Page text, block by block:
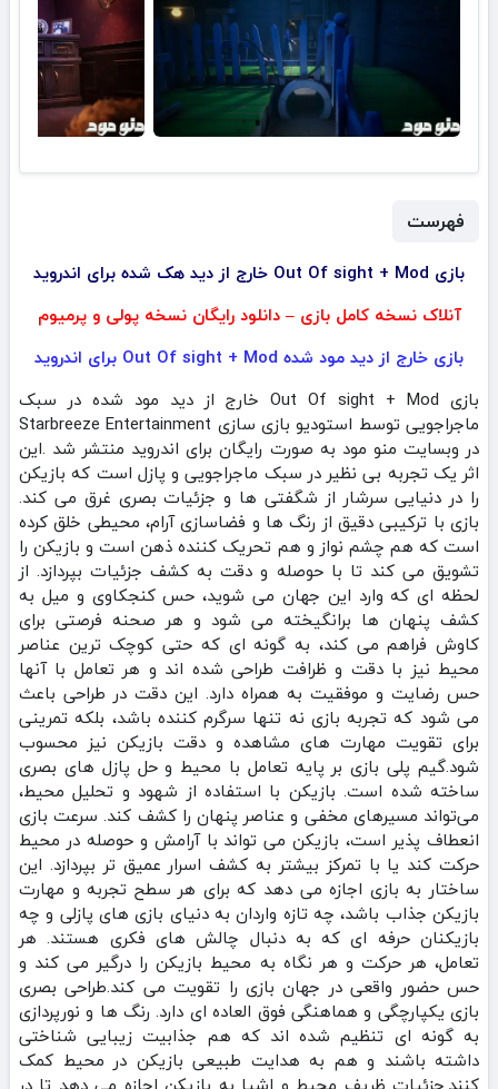
فهرست
بازی Out Of sight + Mod خارج از دید هک شده برای اندروید
آنلاک نسخه کامل بازی – دانلود رایگان نسخه پولی و پرمیوم
بازی خارج از دید مود شده Out Of sight + Mod برای اندروید
بازی Out Of sight + Mod خارج از دید مود شده در سبک
ماجراجویی توسط استودیو بازی سازی Starbreeze Entertainment
در وبسایت منو مود به صورت رایگان برای اندروید منتشر شد .این
اثر یک تجربه بی‌ نظیر در سبک ماجراجویی و پازل است که بازیکن
را در دنیایی سرشار از شگفتی‌ ها و جزئیات بصری غرق می‌ کند.
بازی با ترکیبی دقیق از رنگ‌ ها و فضاسازی آرام، محیطی خلق کرده
است که هم چشم‌ نواز و هم تحریک‌ کننده ذهن است و بازیکن را
تشویق می‌ کند تا با حوصله و دقت به کشف جزئیات بپردازد. از
لحظه‌ ای که وارد این جهان می‌ شوید، حس کنجکاوی و میل به
کشف پنهان‌ ها برانگیخته می‌ شود و هر صحنه فرصتی برای
کاوش فراهم می‌ کند، به گونه‌ ای که حتی کوچک‌ ترین عناصر
محیط نیز با دقت و ظرافت طراحی شده‌ اند و هر تعامل با آنها
حس رضایت و موفقیت به همراه دارد. این دقت در طراحی باعث
می‌ شود که تجربه بازی نه تنها سرگرم‌ کننده باشد، بلکه تمرینی
برای تقویت مهارت‌ های مشاهده و دقت بازیکن نیز محسوب
شود.گیم‌ پلی بازی بر پایه تعامل با محیط و حل پازل‌ های بصری
ساخته شده است. بازیکن با استفاده از شهود و تحلیل محیط،
می‌تواند مسیرهای مخفی و عناصر پنهان را کشف کند. سرعت بازی
انعطاف‌ پذیر است، بازیکن می‌ تواند با آرامش و حوصله در محیط
حرکت کند یا با تمرکز بیشتر به کشف اسرار عمیق‌ تر بپردازد. این
ساختار به بازی اجازه می‌ دهد که برای هر سطح تجربه و مهارت
بازیکن جذاب باشد، چه تازه‌ واردان به دنیای بازی‌ های پازلی و چه
بازیکنان حرفه‌ ای که به دنبال چالش‌ های فکری هستند. هر
تعامل، هر حرکت و هر نگاه به محیط بازیکن را درگیر می‌ کند و
حس حضور واقعی در جهان بازی را تقویت می‌ کند.طراحی بصری
بازی یکپارچگی و هماهنگی فوق‌ العاده‌ ای دارد. رنگ‌ ها و نورپردازی
به گونه‌ ای تنظیم شده‌ اند که هم جذابیت زیبایی‌ شناختی
داشته باشند و هم به هدایت طبیعی بازیکن در محیط کمک